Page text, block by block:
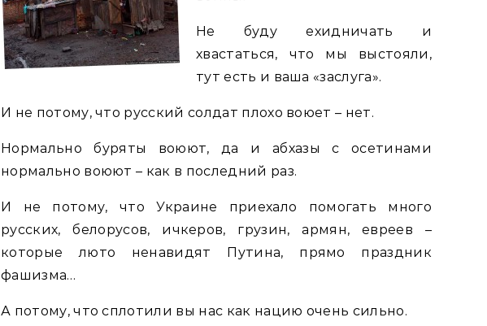
Не буду ехидничать и
хвастаться, что мы выстояли,
тут есть и ваша «заслуга».
И не потому, что русский солдат плохо воюет – нет.
Нормально буряты воюют, да и абхазы с осетинами
нормально воюют – как в последний раз.
И не потому, что Украине приехало помогать много
русских, белорусов, ичкеров, грузин, армян, евреев –
которые люто ненавидят Путина, прямо праздник
фашизма…
А потому, что сплотили вы нас как нацию очень сильно.